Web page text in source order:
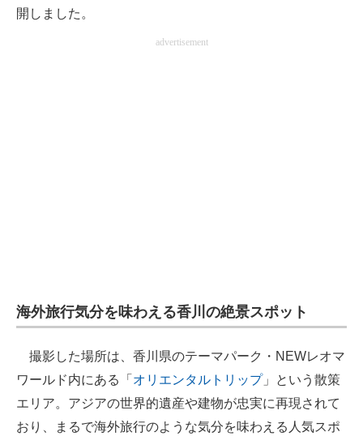
AI活用のいまが分かる
電子設計の基本と応用
エネルギーの専門メディア
開しました。
advertisement
海外旅行気分を味わえる香川の絶景スポット
撮影した場所は、香川県のテーマパーク・NEWレオマ
ワールド内にある「 オリエンタルトリップ」という散策
エリア。アジアの世界的遺産や建物が忠実に再現されて
おり、まるで海外旅行のような気分を味わえる人気スポ